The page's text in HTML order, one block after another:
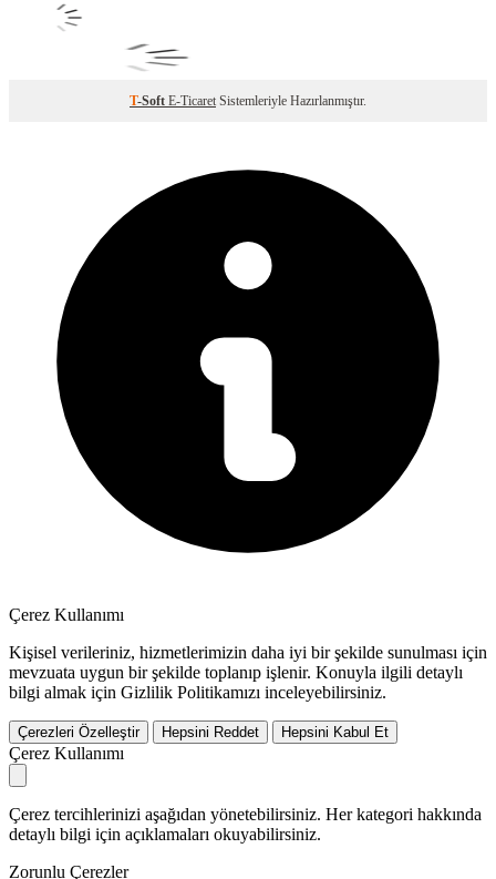
T-Soft E-Ticaret Sistemleriyle Hazırlanmıştır.
Çerez Kullanımı
Kişisel verileriniz, hizmetlerimizin daha iyi bir şekilde sunulması için
mevzuata uygun bir şekilde toplanıp işlenir. Konuyla ilgili detaylı
bilgi almak için Gizlilik Politikamızı inceleyebilirsiniz.
Çerezleri Özelleştir Hepsini Reddet Hepsini Kabul Et
Çerez Kullanımı
Çerez tercihlerinizi aşağıdan yönetebilirsiniz. Her kategori hakkında
detaylı bilgi için açıklamaları okuyabilirsiniz.
Zorunlu Çerezler